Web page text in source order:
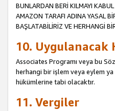
BUNLARDAN BERİ KILMAYI
AMAZON TARAFI ADINA YASAL
BAŞLATABİLİRİZ VE HERHANGİ
10. Uygulanacak
Associates Programı veya bu
herhangi bir işlem veya eylem
hükümlerine tabi olacaktır.
11. Vergiler